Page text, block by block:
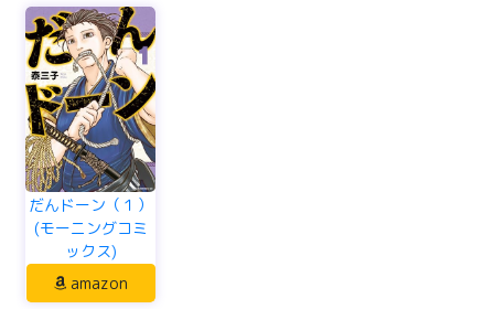
だんドーン（１）
(モーニングコミ
ックス)
amazon